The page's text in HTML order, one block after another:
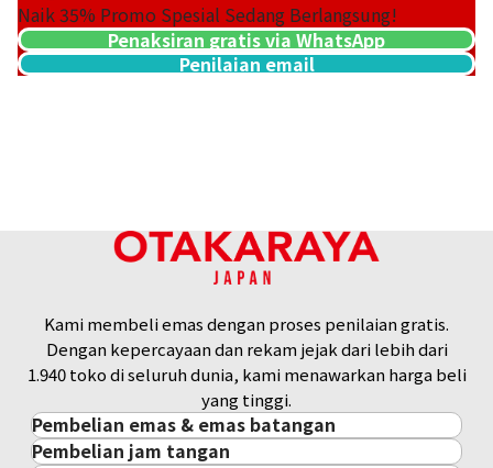
Naik35% Promo Spesial Sedang Berlangsung!
Penaksiran gratis via WhatsApp
Penilaian email
Kami membeli emas dengan proses penilaian gratis.
Dengan kepercayaan dan rekam jejak dari lebih dari
1.940 toko di seluruh dunia, kami menawarkan harga beli
yang tinggi.
Pembelian emas & emas batangan
Pembelian emas & emas batangan
Pembelian jam tangan